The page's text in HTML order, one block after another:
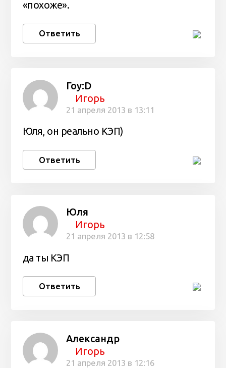
«похоже».
Ответить
Гоу:D
Игорь
21 апреля 2013 в 13:11
Юля, он реально КЭП)
Ответить
Юля
Игорь
21 апреля 2013 в 12:58
да ты КЭП
Ответить
Александр
Игорь
21 апреля 2013 в 12:16